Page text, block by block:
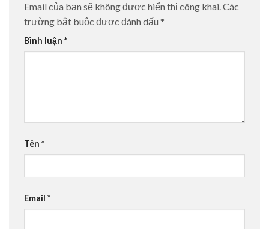
Email của bạn sẽ không được hiển thị công khai.Các
trường bắt buộc được đánh dấu *
Bình luận *
Tên *
Email *